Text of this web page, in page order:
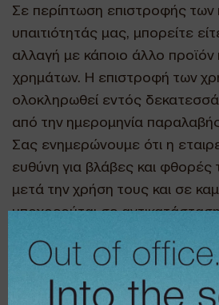
Σε περίπτωση επιστροφής
υπαιτιότητάς μας, μπορείτε
αλλαγή με κάποιο άλλο
χρημάτων. Η επιστροφή των
ολοκληρωθεί εντός
από την ημερομηνία
Σας ενημερώνουμε ότι η
ευθύνη για βλάβες και φθορές
μετά την χρήση τους και σε
υποχρεούται σε
Επίσης δεν είναι δυνατή η
εποχιακά είδη ή είδη που
προσφορά.